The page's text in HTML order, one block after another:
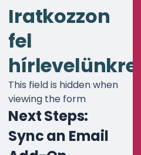
Iratkozzon
fel
hírlevelünkre!
This field is hidden when
viewing the form
Next Steps:
Sync an Email